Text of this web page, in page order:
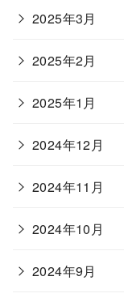
2025年3月
2025年2月
2025年1月
2024年12月
2024年11月
2024年10月
2024年9月